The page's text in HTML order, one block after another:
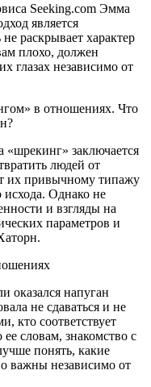
Seeking.com Эмма
является
раскрывает характер
плохо, должен
глазах независимо от
«шрекинг» заключается
людей от
их привычному типажу
исхода. Однако не
и взгляды на
параметров и
оказался напуган
не сдаваться и не
кто соответствует
словам, знакомство с
понять, какие
важны независимо от